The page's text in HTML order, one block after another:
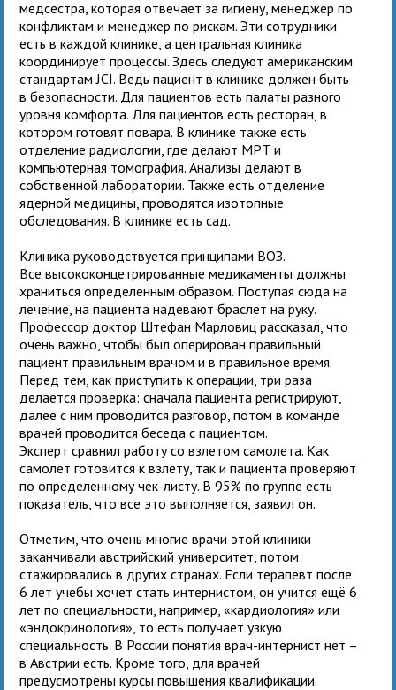
медсестра, которая отвечает за гигиену, менеджер по
конфликтам и менеджер по рискам. Эти сотрудники
есть в каждой клинике, а центральная клиника
координирует процессы. Здесь следуют американским
стандартам JCI. Ведь пациент в клинике должен быть
в безопасности. Для пациентов есть палаты разного
уровня комфорта. Для пациентов есть ресторан, в
котором готовят повара. В клинике также есть
отделение радиологии, где делают МРТ и
компьютерная томография. Анализы делают в
собственной лаборатории. Также есть отделение
ядерной медицины, проводятся изотопные
обследования. В клинике есть сад.
Клиника руководствуется принципами ВОЗ.
Все высококонцетрированные медикаменты должны
храниться определенным образом. Поступая сюда на
лечение, на пациента надевают браслет на руку.
Профессор доктор Штефан Марловиц рассказал, что
очень важно, чтобы был оперирован правильный
пациент правильным врачом и в правильное время.
Перед тем, как приступить к операции, три раза
делается проверка: сначала пациента регистрируют,
далее с ним проводится разговор, потом в команде
врачей проводится беседа с пациентом.
Эксперт сравнил работу со взлетом самолета. Как
самолет готовится к взлету, так и пациента проверяют
по определенному чек-листу. В 95% по группе есть
показатель, что все это выполняется, заявил он.
Отметим, что очень многие врачи этой клиники
заканчивали австрийский университет, потом
стажировались в других странах. Если терапевт после
6 лет учебы хочет стать интернистом, он учится ещё 6
лет по специальности, например, «кардиология» или
«эндокринология», то есть получает узкую
специальность. В России понятия врач-интернист нет –
в Австрии есть. Кроме того, для врачей
предусмотрены курсы повышения квалификации.